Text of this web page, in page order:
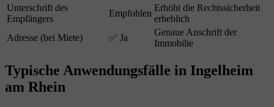
Unterschrift des
Empfängers
Empfohlen
Erhöht die Rechtssicherheit
erheblich
Adresse (bei Miete)
✅ Ja
Genaue Anschrift der
Immobilie
Typische Anwendungsfälle in Ingelheim
am Rhein